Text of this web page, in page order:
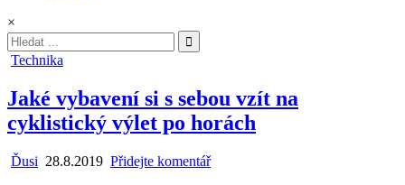
×
Hledat:
Posted
Technika
Jaké vybavení si s sebou vzít na
cyklistický výlet po horách
Ďusi 28.8.2019 Přidejte komentář